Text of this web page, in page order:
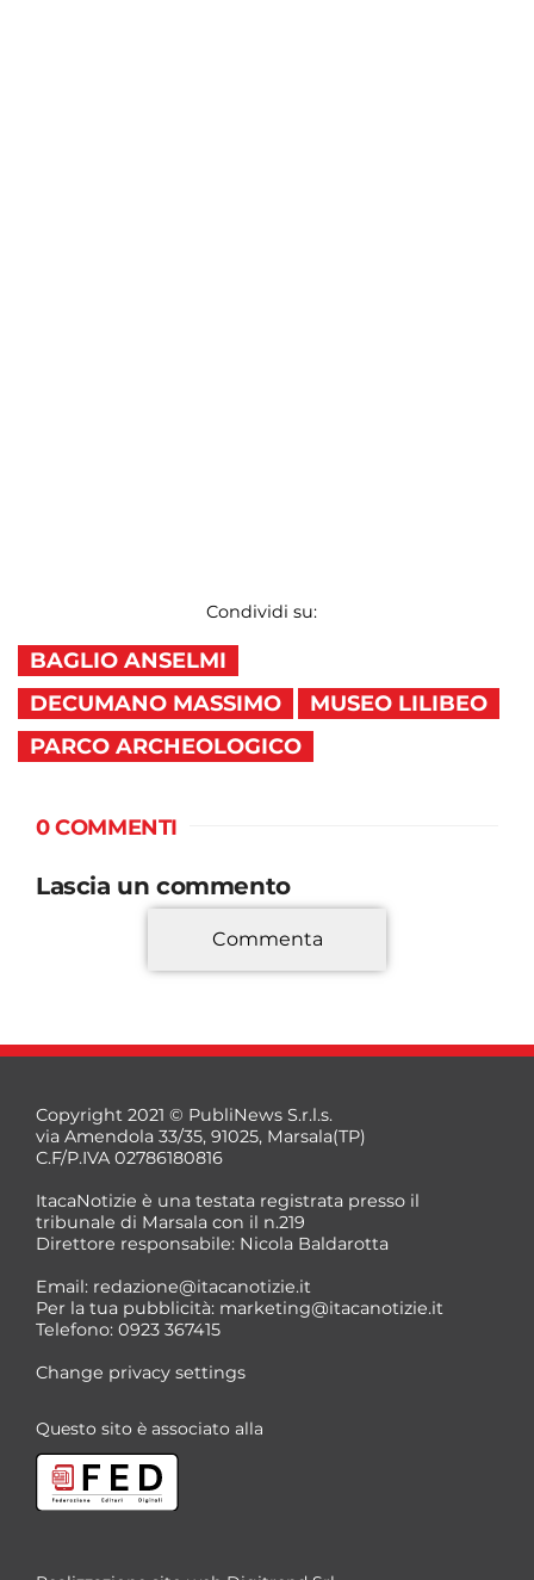
Condividi su:
BAGLIO ANSELMI
DECUMANO MASSIMO
MUSEO LILIBEO
PARCO ARCHEOLOGICO
0 COMMENTI
Lascia un commento
*
*
Commenta
Copyright 2021 © PubliNews S.r.l.s.
via Amendola 33/35, 91025, Marsala(TP)
C.F/P.IVA 02786180816
ItacaNotizie è una testata registrata presso il
tribunale di Marsala con il n.219
Direttore responsabile: Nicola Baldarotta
Email: redazione@itacanotizie.it
Per la tua pubblicità: marketing@itacanotizie.it
Telefono: 0923 367415
Change privacy settings
Questo sito è associato alla